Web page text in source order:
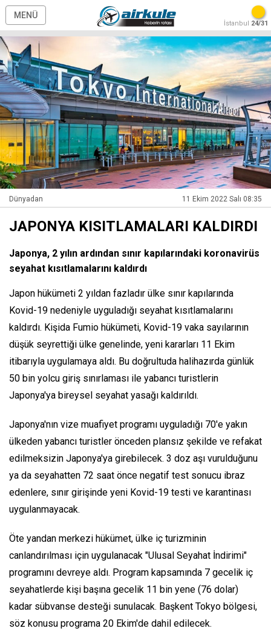
MENÜ
İstanbul 24/31
Dünyadan 11 Ekim 2022 Salı 08:35
JAPONYA KISITLAMALARI KALDIRDI
Japonya, 2 yılın ardından sınır kapılarındaki koronavirüs
seyahat kısıtlamalarını kaldırdı
Japon hükümeti 2 yıldan fazladır ülke sınır kapılarında
Kovid-19 nedeniyle uyguladığı seyahat kısıtlamalarını
kaldırdı. Kişida Fumio hükümeti, Kovid-19 vaka sayılarının
düşük seyrettiği ülke genelinde, yeni kararları 11 Ekim
itibarıyla uygulamaya aldı. Bu doğrultuda halihazırda günlük
50 bin yolcu giriş sınırlaması ile yabancı turistlerin
Japonya'ya bireysel seyahat yasağı kaldırıldı.
Japonya'nın vize muafiyet programı uyguladığı 70'e yakın
ülkeden yabancı turistler önceden plansız şekilde ve refakat
edilmeksizin Japonya'ya girebilecek. 3 doz aşı vurulduğunu
ya da seyahatten 72 saat önce negatif test sonucu ibraz
edenlere, sınır girişinde yeni Kovid-19 testi ve karantinası
uygulanmayacak.
Öte yandan merkezi hükümet, ülke iç turizminin
canlandırılması için uygulanacak "Ulusal Seyahat İndirimi"
programını devreye aldı. Program kapsamında 7 gecelik iç
seyahatlerde kişi başına gecelik 11 bin yene (76 dolar)
kadar sübvanse desteği sunulacak. Başkent Tokyo bölgesi,
söz konusu programa 20 Ekim'de dahil edilecek.